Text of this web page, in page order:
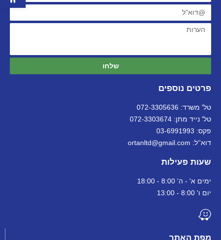
מפת האתר
פרטים נוספים
טל' משרד: 072-3305636
טל' נייד מתן: 072-3303674
פקס: 03-6991993
דוא''ל: ortanltd@gmail.com
שעות פעילות
ימים א' - ה' 8:00 - 18:00
יום ו' 8:00 - 13:00
שלחו